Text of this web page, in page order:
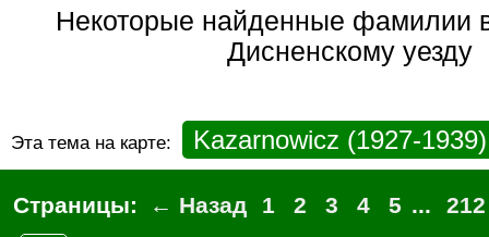
некоторые найденные фамилии в архивах по
Дисненскому уезду
Эта тема на карте: Kazarnowicz (1927-1939)
Страницы: ← Назад 1 2 3 4 5 ...
212